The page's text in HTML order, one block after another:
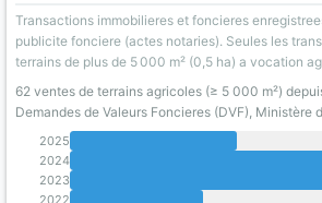
Transactions immobilieres et foncieres
publicite fonciere (actes notaries). Seules les
terrains de plus de 5 000 m² (0,5 ha) a vocation
62 ventes de terrains agricoles (≥ 5 000 m²)
Demandes de Valeurs Foncieres (DVF), Ministère
2025
2024
2023
2022